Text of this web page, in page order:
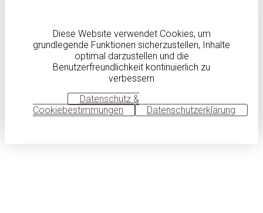
Diese Website verwendet Cookies, um
grundlegende Funktionen sicherzustellen, Inhalte
optimal darzustellen und die
Benutzerfreundlichkeit kontinuierlich zu
verbessern
Datenschutz &
Cookiebestimmungen
Datenschutzerklärung